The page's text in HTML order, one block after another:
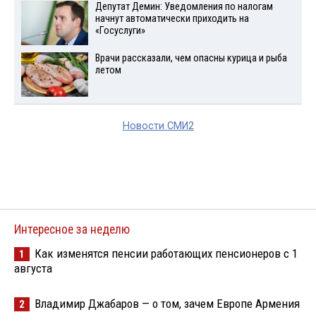
Депутат Демин: Уведомления по налогам
начнут автоматически приходить на
«Госуслуги»
Врачи рассказали, чем опасны курица и рыба
летом
Новости СМИ2
Интересное за неделю
1
Как изменятся пенсии работающих пенсионеров с 1
августа
2 Владимир Джабаров — о том, зачем Европе Армения